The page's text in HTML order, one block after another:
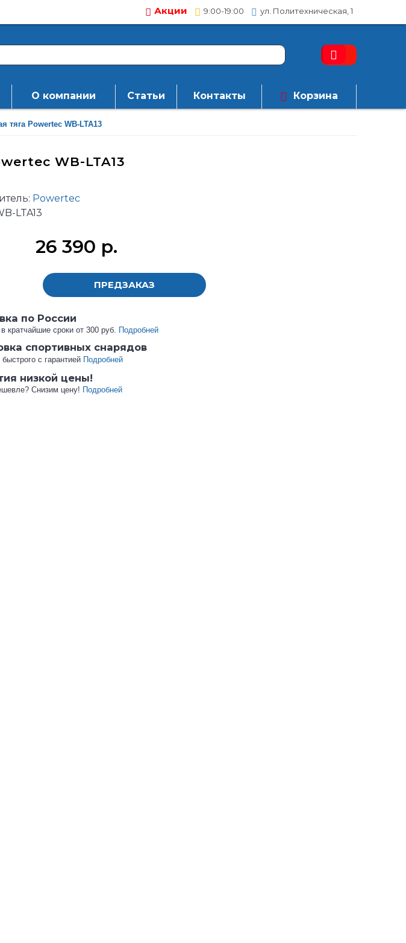
Акции 9:00-19:00 ул. Политехническая, 1
О компании Статьи Контакты Корзина
тяга Powertec WB-LTA13
WB-LTA13
Powertec
LTA13
26 390 р.
ПРЕДЗАКАЗ
по России
кратчайшие сроки от 300 руб. Подробней
спортивных снарядов
с гарантией Подробней
низкой цены!
Снизим цену! Подробней